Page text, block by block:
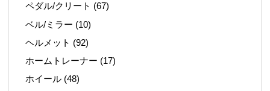
ペダル/クリート (67)
ベル/ミラー (10)
ヘルメット (92)
ホームトレーナー (17)
ホイール (48)